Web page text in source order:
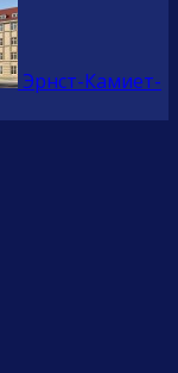
Эрнст-Камиет-